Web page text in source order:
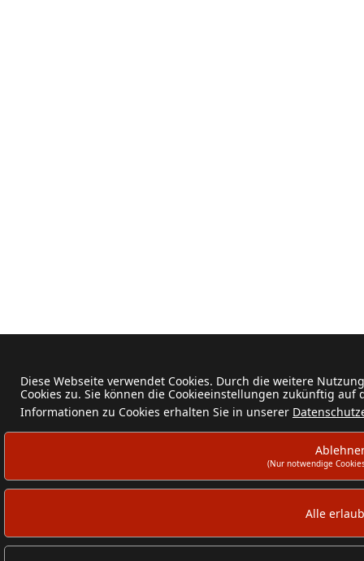
Diese Webseite verwendet Cookies. Durch die weitere
Cookies zu. Sie können die Cookieeinstellungen zukünftig
Informationen zu Cookies erhalten Sie in unserer
(Nur notwendige
Alle